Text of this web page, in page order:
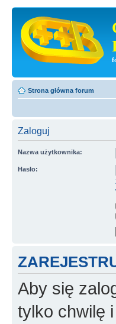
Strona główna forum
Zaloguj
Nazwa użytkownika:
Hasło:
Aby się
tylko chwilę